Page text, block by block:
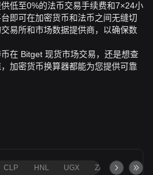
低至0%的法币交易手续费和7×24小
即可在加密货币和法币之间无缝切
易所和市场数据提供商，以确保数
在 Bitget 现货市场交易，还是想查
加密货币换算器都能为您提供可靠
测
CLP HNL UGX ZAR TND